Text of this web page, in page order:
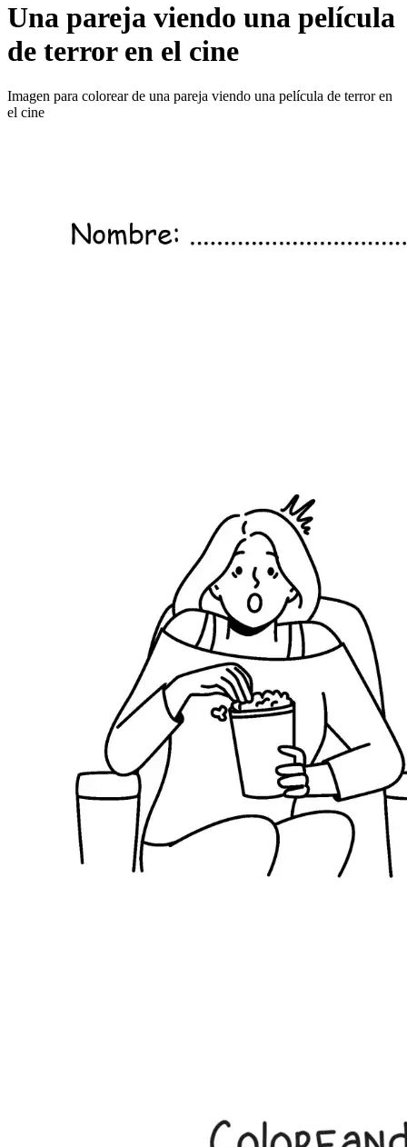
Una pareja viendo una película
de terror en el cine
Imagen para colorear de una pareja viendo una película de terror en
el cine